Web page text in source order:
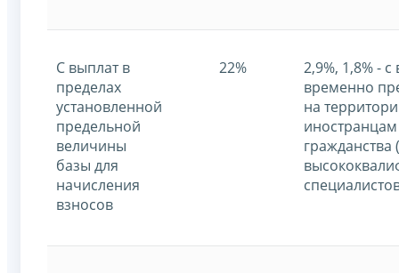
С выплат в
пределах
установленной
предельной
величины
базы для
начисления
взносов
22%
2,9%, 1,8% -
временно
на
гражданства